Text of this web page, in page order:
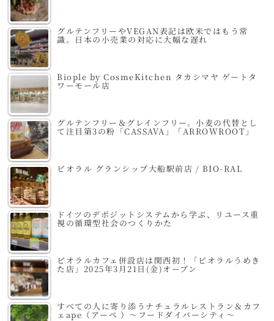
グルテンフリーやVEGAN表記は欧米ではもう常
識。日本の小売業の対応に大幅な遅れ
Biople by CosmeKitchen タカシマヤ ゲートタ
ワーモール店
グルテンフリー＆グレインフリー。小麦の代替とし
て注目第3の粉「CASSAVA」「ARROWROOT」
ビオラル グランシップ大船駅前店 / BIO-RAL
ドイツのデポジットシステムから学ぶ、リユース重
視の循環型社会のつくりかた
ビオラルカフェ併設店は関西初！「ビオラルうめき
た店」2025年3月21日(金)オープン
すべての人に寄り添うナチュラルレストラン＆カフ
ェape（アーペ ）～フードダイバーシティ～